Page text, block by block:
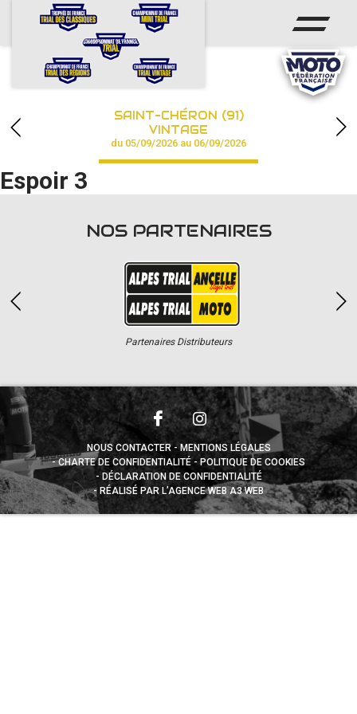
ACCUEIL
CALENDRIER
CHAMPIONNAT
RÉSULTATS
PHOTOS / VIDÉOS
PARTENAIRES
SAINT-CHÉRON (91)
VINTAGE
du 05/09/2026 au 06/09/2026
Espoir 3
NOS PARTENAIRES
Partenaires Distributeurs
NOUS CONTACTER
MENTIONS LÉGALES
CHARTE DE CONFIDENTIALITÉ
POLITIQUE DE COOKIES
DÉCLARATION DE CONFIDENTIALITÉ
RÉALISÉ PAR L’AGENCE WEB A3 WEB